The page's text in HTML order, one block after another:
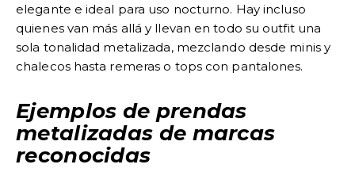
elegante e ideal para uso nocturno. Hay incluso
quienes van más allá y llevan en todo su outfit una
sola tonalidad metalizada, mezclando desde minis y
chalecos hasta remeras o tops con pantalones.
Ejemplos de prendas
metalizadas de marcas
reconocidas